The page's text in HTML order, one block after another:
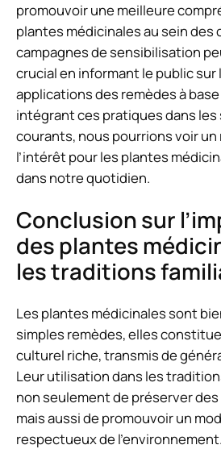
promouvoir une meilleure
plantes médicinales au sein des
campagnes de sensibilisation
crucial en informant le public
applications des remèdes à
intégrant ces pratiques dans les
courants, nous pourrions voir un
l’intérêt pour les plantes
dans notre quotidien.
Conclusion sur
des plantes
les traditions
Les plantes médicinales sont
simples remèdes, elles
culturel riche, transmis de
Leur utilisation dans les
non seulement de préserver
mais aussi de promouvoir un
respectueux de